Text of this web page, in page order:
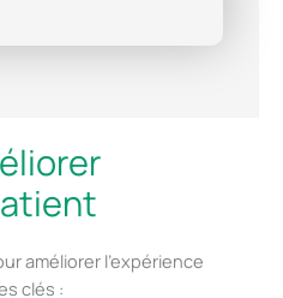
améliorer l’expérience
clés :